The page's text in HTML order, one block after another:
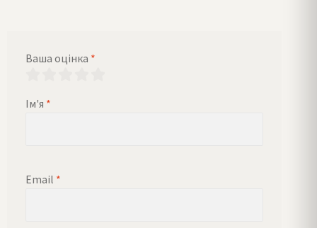
Ваша оцінка *
Ім'я *
Email *